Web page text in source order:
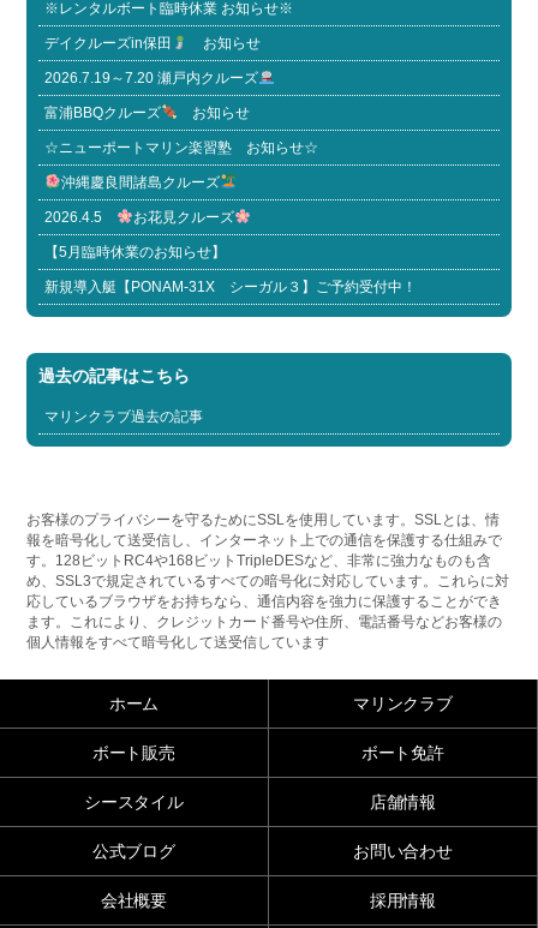
※レンタルボート臨時休業 お知らせ※
デイクルーズin保田 お知らせ
2026.7.19～7.20 瀬戸内クルーズ
富浦BBQクルーズ お知らせ
☆ニューポートマリン楽習塾 お知らせ☆
沖縄慶良間諸島クルーズ
2026.4.5 お花見クルーズ
【5月臨時休業のお知らせ】
新規導入艇【PONAM-31X シーガル３】ご予約受付中！
過去の記事はこちら
マリンクラブ過去の記事
お客様のプライバシーを守るためにSSLを使用しています。SSLとは、情
報を暗号化して送受信し、インターネット上での通信を保護する仕組みで
す。128ビットRC4や168ビットTripleDESなど、非常に強力なものも含
め、SSL3で規定されているすべての暗号化に対応しています。これらに対
応しているブラウザをお持ちなら、通信内容を強力に保護することができ
ます。これにより、クレジットカード番号や住所、電話番号などお客様の
個人情報をすべて暗号化して送受信しています
ホーム マリンクラブ
ボート販売 ボート免許
シースタイル 店舗情報
公式ブログ お問い合わせ
会社概要 採用情報